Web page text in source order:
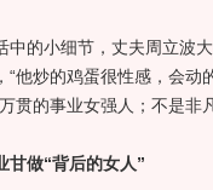
的小细节，丈夫周立波大
“他炒的鸡蛋很性感，会动
贯的事业女强人；不是非
做“背后的女人”